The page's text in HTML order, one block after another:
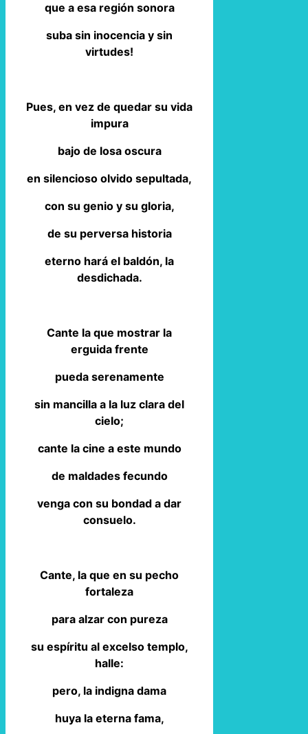
que a esa región sonora
suba sin inocencia y sin
virtudes!
Pues, en vez de quedar su vida
impura
bajo de losa oscura
en silencioso olvido sepultada,
con su genio y su gloria,
de su perversa historia
eterno hará el baldón, la
desdichada.
Cante la que mostrar la
erguida frente
pueda serenamente
sin mancilla a la luz clara del
cielo;
cante la cine a este mundo
de maldades fecundo
venga con su bondad a dar
consuelo.
Cante, la que en su pecho
fortaleza
para alzar con pureza
su espíritu al excelso templo,
halle:
pero, la indigna dama
huya la eterna fama,